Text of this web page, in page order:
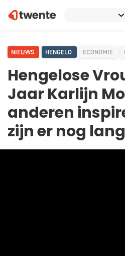
NIEUWS HENGELO ECONOMIE
Hengelose
Jaar Karlijn
anderen
zijn er nog